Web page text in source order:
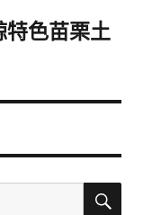
特色苗栗土
搜